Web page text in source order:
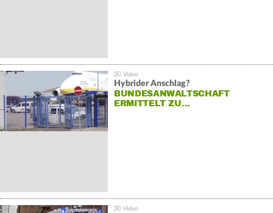
Hybrider Anschlag?
BUNDESANWALTSCHAFT
ERMITTELT ZU…